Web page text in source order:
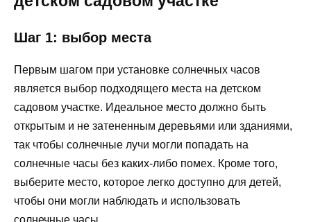
Шаг 1: выбор места
Первым шагом при установке солнечных часов
является выбор подходящего места на детском
садовом участке. Идеальное место должно быть
открытым и не затененным деревьями или зданиями,
так чтобы солнечные лучи могли попадать на
солнечные часы без каких-либо помех. Кроме того,
выберите место, которое легко доступно для детей,
чтобы они могли наблюдать и использовать
солнечные часы.